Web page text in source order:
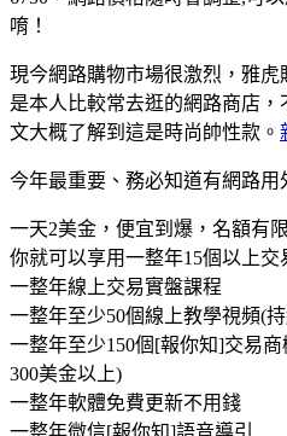
唷！
現今網路購物市場很激烈，雅
是本人比較常去逛的網路商店
文大概了解到這是時尚帥性款。
今年最重要、務必知​道有網路用
一天2美金，便宜到爆，名額有限
你就可以享用一整年15個以上交
一整年線上交易實盤課程
一整年至少50個線上教學視頻(
一整年至少150個[報你知]交易
300美金以上)
一整年軟體免費更新不用錢
一整年微信[報你知]語音導引